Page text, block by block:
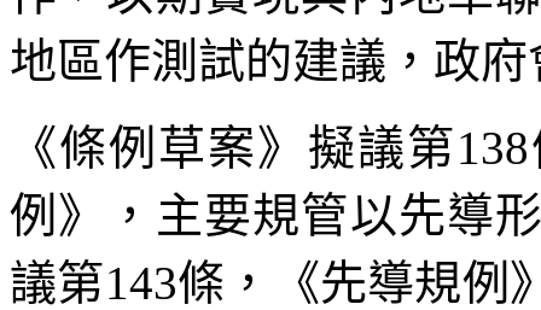
地區作測試的建議，政
《條例草案》擬議第
例》，主要規管以先導
議第143條，《先導規例